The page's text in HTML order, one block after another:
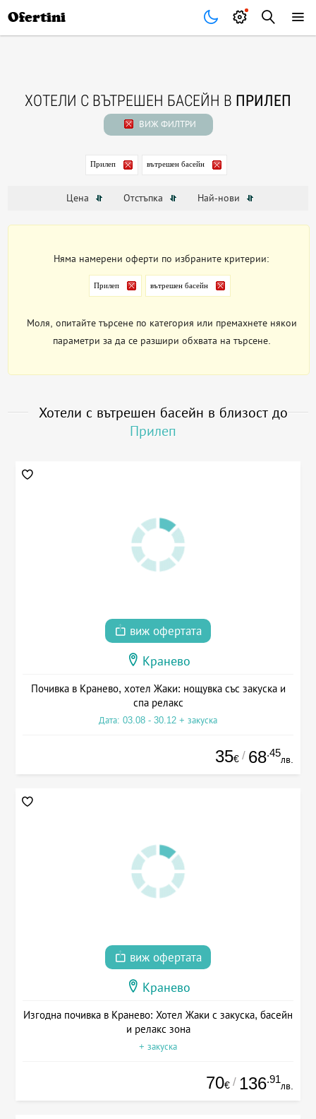
Ofertini
ХОТЕЛИ С ВЪТРЕШЕН БАСЕЙН В ПРИЛЕП
ВИЖ ФИЛТРИ
Прилеп вътрешен басейн
Цена Отстъпка Най-нови
Няма намерени оферти по избраните критерии:
Прилеп вътрешен басейн
Моля, опитайте търсене по категория или премахнете някои
параметри за да се разшири обхвата на търсене.
Хотели с вътрешен басейн в близост до
Прилеп
виж офертата
Кранево
Почивка в Кранево, хотел Жаки: нощувка със закуска и
спа релакс
Дата: 03.08 - 30.12 + закуска
35€ / 68.45
лв.
виж офертата
Кранево
Изгодна почивка в Кранево: Хотел Жаки с закуска, басейн
и релакс зона
+ закуска
70€ / 136.91
лв.